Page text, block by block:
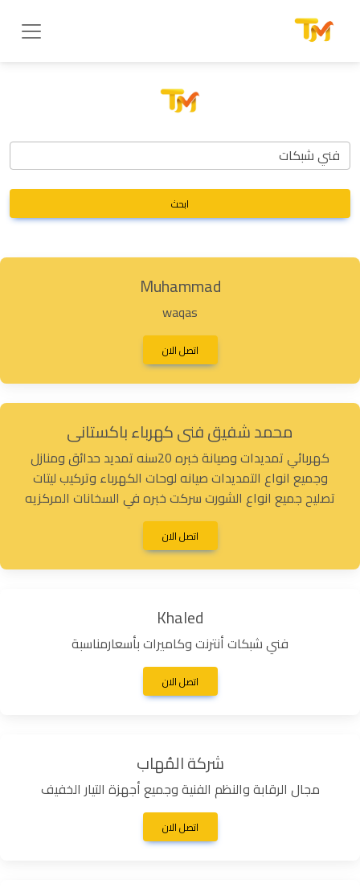
ابحث
Muhammad
waqas
اتصل الان
محمد شفيق فنى كهرباء باكستانى
كهربائي تمديدات وصيانة خبره 20سنه تمديد حدائق ومنازل
وجميع انواع التمديدات صيانه لوحات الكهرباء وتركيب ليتات
تصليح جميع انواع الشورت سركت خبره في السخانات المركزيه
اتصل الان
Khaled
فني شبكات أنترنت وكاميرات بأسعارمناسبة
اتصل الان
شركة المُهاب
مجال الرقابة والنظم الفنية وجميع أجهزة التيار الخفيف
اتصل الان